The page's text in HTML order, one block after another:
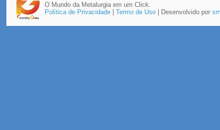
O Mundo da Metalurgia em um Click.
Política de Privacidade| Termo de Uso| Desenvolvido por